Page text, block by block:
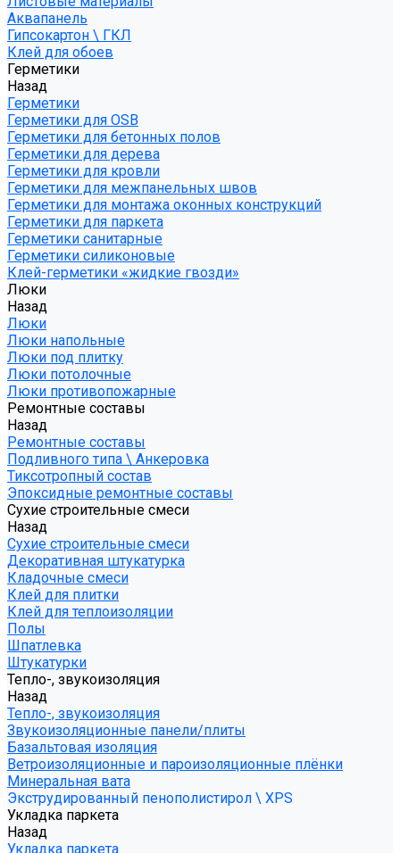
Аквапанель
Гипсокартон \ ГКЛ
Клей для обоев
Герметики
Назад
Герметики
Герметики для OSB
Герметики для бетонных полов
Герметики для дерева
Герметики для кровли
Герметики для межпанельных швов
Герметики для монтажа оконных конструкций
Герметики для паркета
Герметики санитарные
Герметики силиконовые
Клей-герметики «жидкие гвозди»
Люки
Назад
Люки
Люки напольные
Люки под плитку
Люки потолочные
Люки противопожарные
Ремонтные составы
Назад
Ремонтные составы
Подливного типа \ Анкеровка
Тиксотропный состав
Эпоксидные ремонтные составы
Сухие строительные смеси
Назад
Сухие строительные смеси
Декоративная штукатурка
Кладочные смеси
Клей для плитки
Клей для теплоизоляции
Полы
Шпатлевка
Штукатурки
Тепло-, звукоизоляция
Назад
Тепло-, звукоизоляция
Звукоизоляционные панели/плиты
Базальтовая изоляция
Ветроизоляционные и пароизоляционные плёнки
Минеральная вата
Экструдированный пенополистирол \ XPS
Укладка паркета
Назад
Укладка паркета